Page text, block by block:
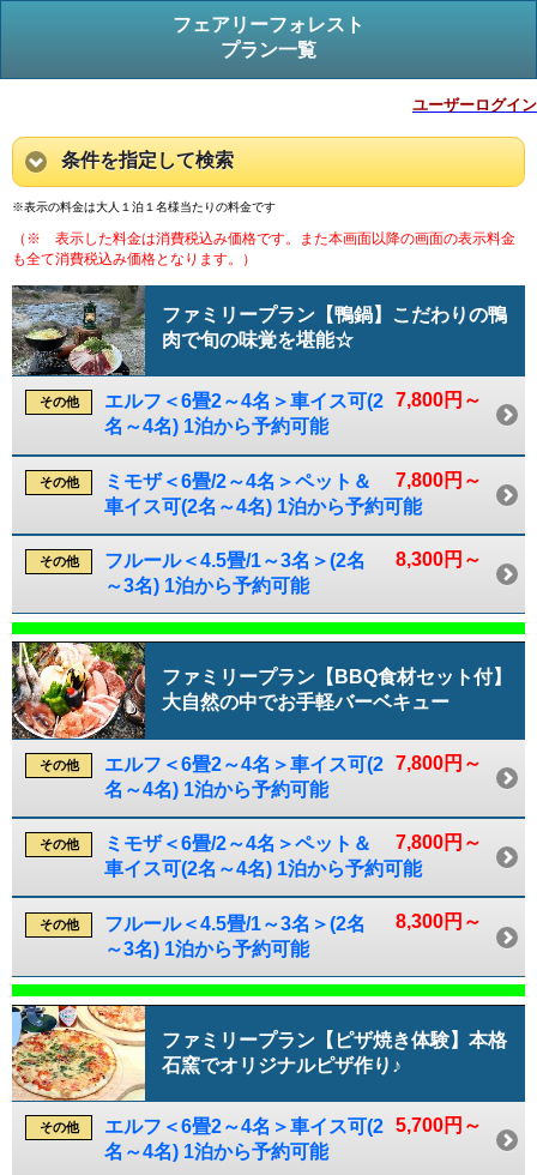
フェアリーフォレスト
プラン一覧
ユーザーログイン
条件を指定して検索
※表示の料金は大人１泊１名様当たりの料金です
（※ 表示した料金は消費税込み価格です。また本画面以降の画面の表示料金
も全て消費税込み価格となります。）
ファミリープラン【鴨鍋】こだわりの鴨
肉で旬の味覚を堪能☆
7,800円～
その他
エルフ＜6畳2～4名＞車イス可(2
名～4名) 1泊から予約可能
7,800円～
その他
ミモザ＜6畳/2～4名＞ペット＆
車イス可(2名～4名) 1泊から予約可能
8,300円～
その他
フルール＜4.5畳/1～3名＞(2名
～3名) 1泊から予約可能
ファミリープラン【BBQ食材セット付】
大自然の中でお手軽バーベキュー
7,800円～
その他
エルフ＜6畳2～4名＞車イス可(2
名～4名) 1泊から予約可能
7,800円～
その他
ミモザ＜6畳/2～4名＞ペット＆
車イス可(2名～4名) 1泊から予約可能
8,300円～
その他
フルール＜4.5畳/1～3名＞(2名
～3名) 1泊から予約可能
ファミリープラン【ピザ焼き体験】本格
石窯でオリジナルピザ作り♪
5,700円～
その他
エルフ＜6畳2～4名＞車イス可(2
名～4名) 1泊から予約可能